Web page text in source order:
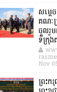
សម្ត
គណៈប្
ចូលរួម
ទីក្រុ
Nov
ព្រះក